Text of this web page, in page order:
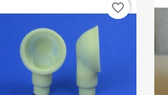
favorite_border